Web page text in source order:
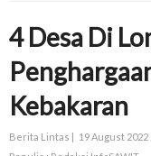
4 Desa Di
Kebakaran
Berita Lintas | 19 August 2022